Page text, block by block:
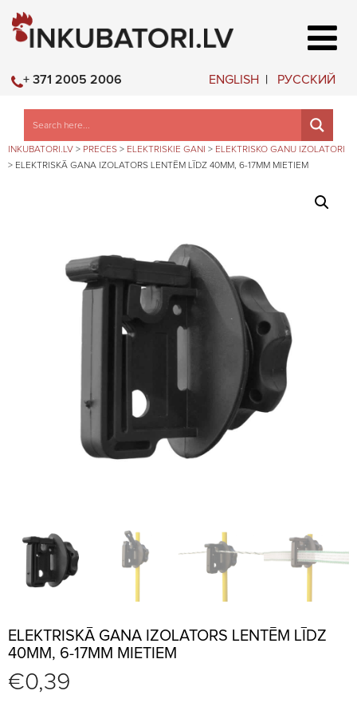
ENGLISH РУССКИЙ
+ 371 2005 2006
INKUBATORI.LV > PRECES > ELEKTRISKIE GANI > ELEKTRISKO GANU IZOLATORI
> ELEKTRISKĀ GANA IZOLATORS LENTĒM LĪDZ 40MM, 6-17MM MIETIEM
ELEKTRISKĀ GANA IZOLATORS LENTĒM LĪDZ
40MM, 6-17MM MIETIEM
€0,39